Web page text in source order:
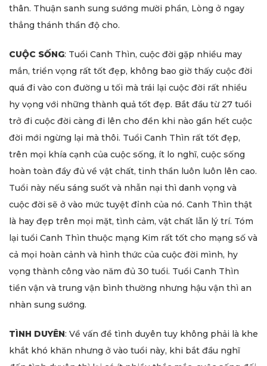
thân. Thuận sanh sung sướng mười phần, Lòng ở ngay
thẳng thánh thần độ cho.
CUỘC SỐNG: Tuổi Canh Thìn, cuộc đời gặp nhiều may
mắn, triển vọng rất tốt đẹp, không bao giờ thấy cuộc đời
quá đi vào con đường u tối mà trái lại cuộc đời rất nhiều
hy vọng với những thành quả tốt đẹp. Bắt đầu từ 27 tuổi
trở đi cuộc đời càng đi lên cho đền khi nào gần hết cuộc
đời mới ngừng lại mà thôi. Tuổi Canh Thìn rất tốt đẹp,
trên mọi khía cạnh của cuộc sống, ít lo nghĩ, cuộc sống
hoàn toàn đầy đủ về vật chất, tinh thần luôn luôn lên cao.
Tuổi này nếu sáng suốt và nhẫn nại thì danh vọng và
cuộc đời sẽ ở vào mức tuyệt đỉnh của nó. Canh Thìn thật
là hay đẹp trên mọi mặt, tình cảm, vật chất lẫn lý trí. Tóm
lại tuổi Canh Thìn thuộc mạng Kim rất tốt cho mạng số và
cả mọi hoàn cảnh và hình thức của cuộc đời mình, hy
vọng thành công vào năm đủ 30 tuổi. Tuổi Canh Thìn
tiền vận và trung vận bình thường nhưng hậu vận thì an
nhàn sung sướng.
TÌNH DUYÊN: Về vấn đề tình duyên tuy không phải là khe
khắt khó khăn nhưng ở vào tuổi này, khi bắt đầu nghĩ